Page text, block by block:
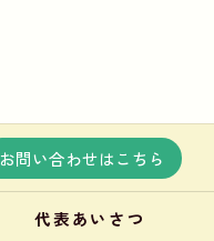
お問い合わせはこちら
代表あいさつ